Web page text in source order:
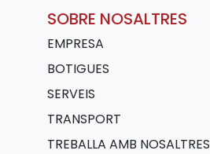
SOBRE NOSALTRES
EMPRESA
BOTIGUES
SERVEIS
TRANSPORT
TREBALLA AMB NOSALTRES